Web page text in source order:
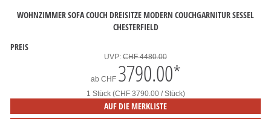
WOHNZIMMER SOFA COUCH DREISITZE MODERN COUCHGARNITUR SESSEL
CHESTERFIELD
PREIS
UVP: CHF 4480.00
ab CHF 3790.00*
1 Stück (CHF 3790.00 / Stück)
AUF DIE MERKLISTE